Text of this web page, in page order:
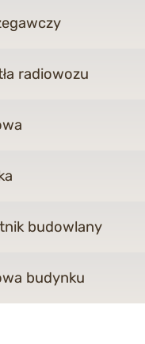
radiowozu
budowlany
budynku